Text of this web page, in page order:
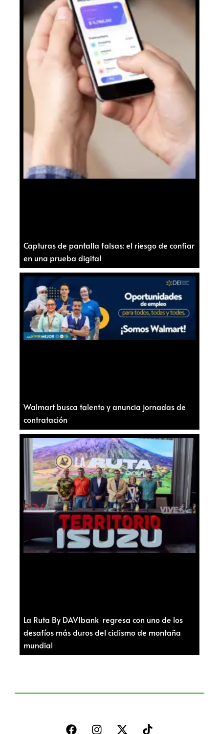
Capturas de pantalla falsas: el riesgo de confiar
en una prueba digital
Walmart busca talento y anuncia jornadas de
contratación
La Ruta By DAVIbank regresa con uno de los
desafíos más duros del ciclismo de montaña
mundial